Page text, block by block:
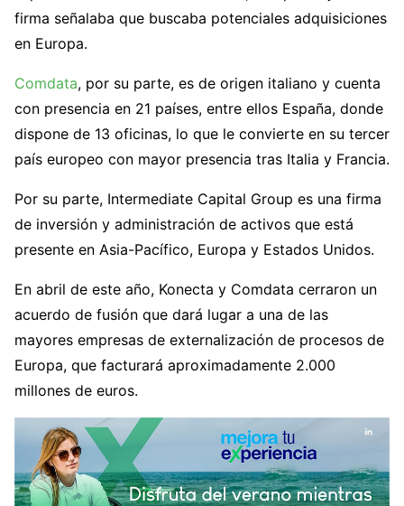
firma señalaba que buscaba potenciales adquisiciones
en Europa.
Comdata, por su parte, es de origen italiano y cuenta
con presencia en 21 países, entre ellos España, donde
dispone de 13 oficinas, lo que le convierte en su tercer
país europeo con mayor presencia tras Italia y Francia.
Por su parte, Intermediate Capital Group es una firma
de inversión y administración de activos que está
presente en Asia-Pacífico, Europa y Estados Unidos.
En abril de este año, Konecta y Comdata cerraron un
acuerdo de fusión que dará lugar a una de las
mayores empresas de externalización de procesos de
Europa, que facturará aproximadamente 2.000
millones de euros.